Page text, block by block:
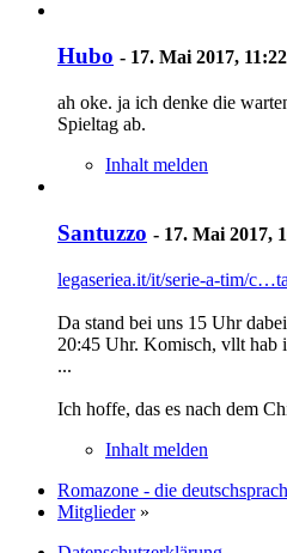
Hubo - 17. Mai 2017, 11:22
ah oke. ja ich denke die
Spieltag ab.
Inhalt melden
Santuzzo - 17. Mai 2017,
legaseriea.it/it/serie-a-tim/
Da stand bei uns 15 Uhr
20:45 Uhr. Komisch, vllt hab
...
Ich hoffe, das es nach dem
Inhalt melden
Romazone - die
Mitglieder »